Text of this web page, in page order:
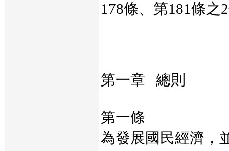
178條、第181條之
第一章 總則
第一條
為發展國民經濟，